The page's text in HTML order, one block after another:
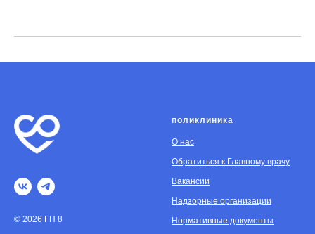
© 2026 ГП 8
поликлиника
О нас
Обратиться к Главному врачу
Вакансии
Надзорные организации
Нормативные документы